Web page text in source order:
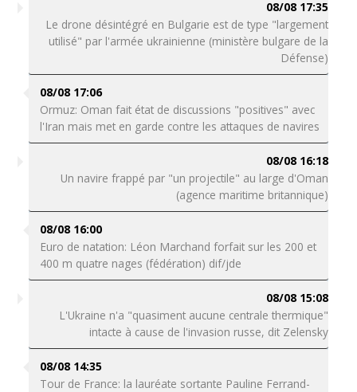
08/08 17:35
Le drone désintégré en Bulgarie est de type "largement
utilisé" par l'armée ukrainienne (ministère bulgare de la
Défense)
08/08 17:06
Ormuz: Oman fait état de discussions "positives" avec
l'Iran mais met en garde contre les attaques de navires
08/08 16:18
Un navire frappé par "un projectile" au large d'Oman
(agence maritime britannique)
08/08 16:00
Euro de natation: Léon Marchand forfait sur les 200 et
400 m quatre nages (fédération) dif/jde
08/08 15:08
L'Ukraine n'a "quasiment aucune centrale thermique"
intacte à cause de l'invasion russe, dit Zelensky
08/08 14:35
Tour de France: la lauréate sortante Pauline Ferrand-